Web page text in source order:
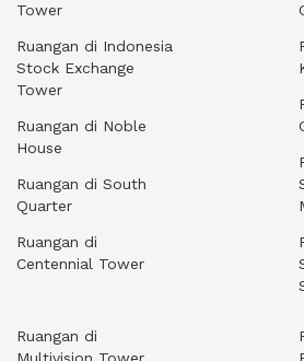
Tower
Ruangan di Indonesia
Stock Exchange
Tower
Ruangan di Noble
House
Ruangan di South
Quarter
Ruangan di
Centennial Tower
Ruangan di